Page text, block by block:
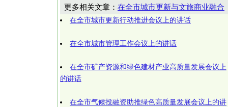
更多相关文章： 在全市城市更新与文旅商业融合
在全市城市更新行动推进会议上的讲话
在全市城市管理工作会议上的讲话
在全市矿产资源和绿色建材产业高质量发展会议上
的讲话
在全市气候投融资助推绿色高质量发展会议上的讲